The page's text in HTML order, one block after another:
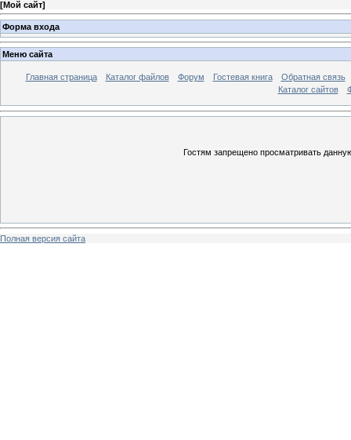
[Мой сайт]
Форма входа
Меню сайта
Главная страница Каталог файлов Форум Гостевая книга
Обратная связь
Каталог сайтов
Гостям запрещено просматривать
Полная версия сайта